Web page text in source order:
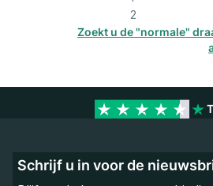
2
Zoekt u de "normale"
Schrijf u in voor de